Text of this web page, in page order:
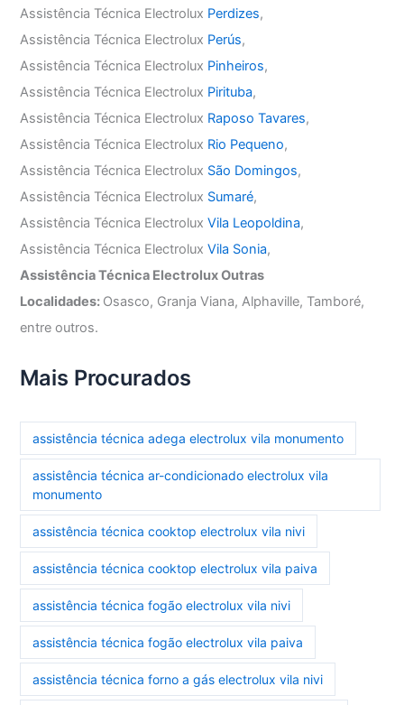
Assistência Técnica Electrolux Perdizes,
Assistência Técnica Electrolux Perús,
Assistência Técnica Electrolux Pinheiros,
Assistência Técnica Electrolux Pirituba,
Assistência Técnica Electrolux Raposo Tavares,
Assistência Técnica Electrolux Rio Pequeno,
Assistência Técnica Electrolux São Domingos,
Assistência Técnica Electrolux Sumaré,
Assistência Técnica ElectroluxVila Leopoldina,
Assistência Técnica ElectroluxVila Sonia,
Assistência Técnica Electrolux Outras
Localidades: Osasco, Granja Viana, Alphaville, Tamboré,
entre outros.
Mais Procurados
assistência técnica adega electrolux vila monumento
assistência técnica ar-condicionado electrolux vila
monumento
assistência técnica cooktop electrolux vila nivi
assistência técnica cooktop electrolux vila paiva
assistência técnica fogão electrolux vila nivi
assistência técnica fogão electrolux vila paiva
assistência técnica forno a gás electrolux vila nivi